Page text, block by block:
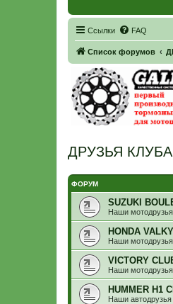
Ссылки FAQ
Список форумов
ДРУЗЬЯ КЛУБА
ФОРУМ
SUZUKI
Наши
HONDA
Наши
VICTORY
Наши
HUMMER H1
Наши